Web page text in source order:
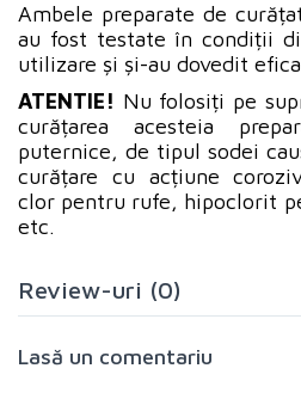
Ambele preparate de
au fost testate în condiții
utilizare și și-au dovedit
ATENTIE! Nu folosiți pe
curățarea acesteia
puternice, de tipul sodei
curățare cu acțiune
clor pentru rufe, hipoclorit
etc.
Review-uri (0)
Lasă un comentariu